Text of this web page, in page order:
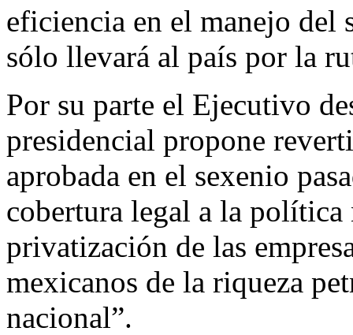
eficiencia en el manejo del
sólo llevará al país por la
Por su parte el Ejecutivo
presidencial propone
aprobada en el sexenio
cobertura legal a la
privatización de las
mexicanos de la riqueza
nacional”.